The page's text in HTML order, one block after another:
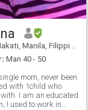
Manila, Filippinerna
Man 40 - 50
mom, never been
with 1child who
I am an educated
I used to work in